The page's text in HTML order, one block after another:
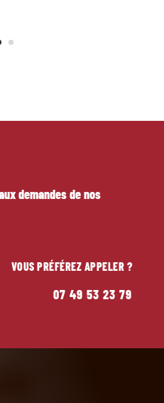
demandes de nos
VOUS PRÉFÉREZ APPELER ?
07 49 53 23 79